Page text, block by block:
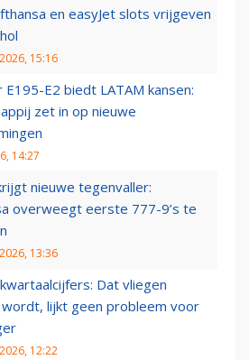
en easyJet slots vrijgeven
15:16
E195-E2 biedt LATAM kansen:
zet in op nieuwe
14:27
nieuwe tegenvaller:
overweegt eerste 777-9’s te
13:36
Dat vliegen
lijkt geen probleem voor
12:22